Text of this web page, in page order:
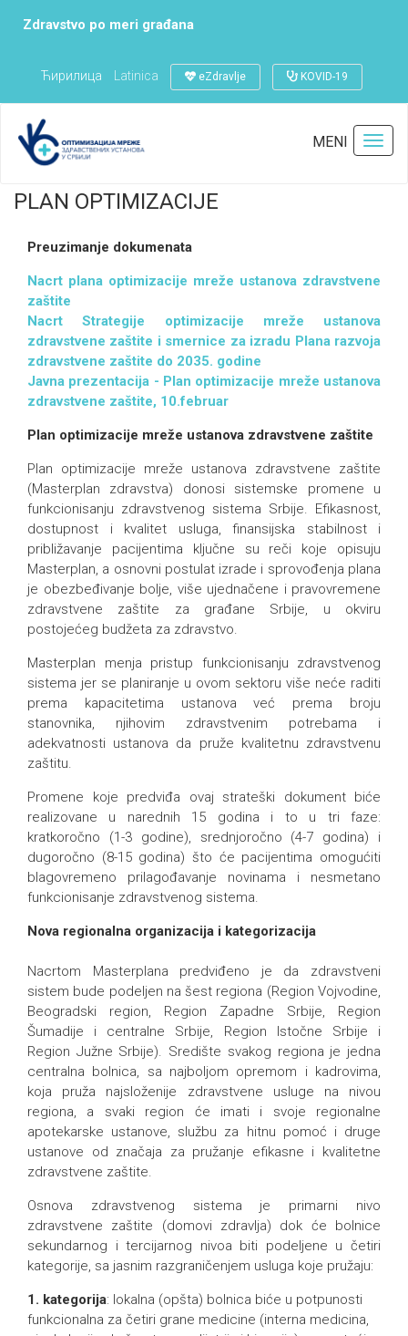
Zdravstvo po meri građana
Ћирилица Latinica eZdravlje KOVID-19
MENI
Početna Poslednja izmena: 10.02.2021
PLAN OPTIMIZACIJE
Preuzimanje dokumenata
Nacrt plana optimizacije mreže ustanova zdravstvene
zaštite
Nacrt Strategije optimizacije mreže ustanova
zdravstvene zaštite i smernice za izradu Plana razvoja
zdravstvene zaštite do 2035. godine
Javna prezentacija - Plan optimizacije mreže ustanova
zdravstvene zaštite, 10.februar
Plan optimizacije mreže ustanova zdravstvene zaštite
Plan optimizacije mreže ustanova zdravstvene zaštite
(Masterplan zdravstva) donosi sistemske promene u
funkcionisanju zdravstvenog sistema Srbije. Efikasnost,
dostupnost i kvalitet usluga, finansijska stabilnost i
približavanje pacijentima ključne su reči koje opisuju
Masterplan, a osnovni postulat izrade i sprovođenja plana
je obezbeđivanje bolje, više ujednačene i pravovremene
zdravstvene zaštite za građane Srbije, u okviru
postojećeg budžeta za zdravstvo.
Masterplan menja pristup funkcionisanju zdravstvenog
sistema jer se planiranje u ovom sektoru više neće raditi
prema kapacitetima ustanova već prema broju
stanovnika, njihovim zdravstvenim potrebama i
adekvatnosti ustanova da pruže kvalitetnu zdravstvenu
zaštitu.
Promene koje predviđa ovaj strateški dokument biće
realizovane u narednih 15 godina i to u tri faze:
kratkoročno (1-3 godine), srednjoročno (4-7 godina) i
dugoročno (8-15 godina) što će pacijentima omogućiti
blagovremeno prilagođavanje novinama i nesmetano
funkcionisanje zdravstvenog sistema.
Nova regionalna organizacija i kategorizacija
Nacrtom Masterplana predviđeno je da zdravstveni
sistem bude podeljen na šest regiona (Region Vojvodine,
Beogradski region, Region Zapadne Srbije, Region
Šumadije i centralne Srbije, Region Istočne Srbije i
Region Južne Srbije). Središte svakog regiona je jedna
centralna bolnica, sa najboljom opremom i kadrovima,
koja pruža najsloženije zdravstvene usluge na nivou
regiona, a svaki region će imati i svoje regionalne
apotekarske ustanove, službu za hitnu pomoć i druge
ustanove od značaja za pružanje efikasne i kvalitetne
zdravstvene zaštite.
Osnova zdravstvenog sistema je primarni nivo
zdravstvene zaštite (domovi zdravlja) dok će bolnice
sekundarnog i tercijarnog nivoa biti podeljene u četiri
kategorije, sa jasnim razgraničenjem usluga koje pružaju:
1. kategorija: lokalna (opšta) bolnica biće u potpunosti
funkcionalna za četiri grane medicine (interna medicina,